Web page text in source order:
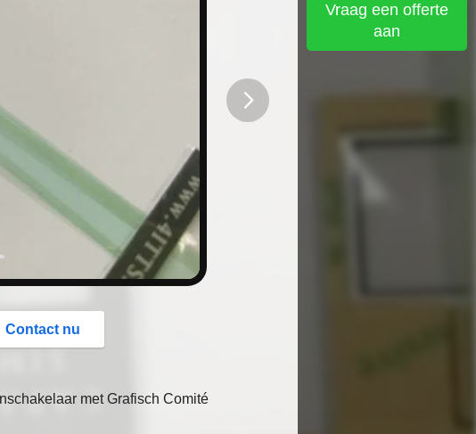
Contact nu
met Grafisch Comité
Vraag een offerte
aan